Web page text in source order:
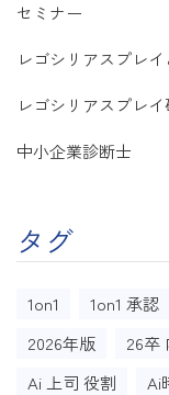
セミナー
レゴシリアスプレイ
レゴシリアスプレ
中小企業診断士
タグ
1on1 1on1 承認
2026年版
26卒
Ai 上司 役割
Ai